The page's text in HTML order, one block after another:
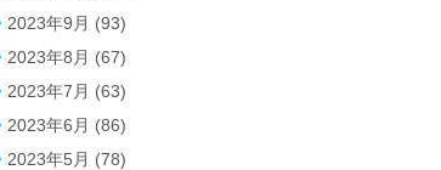
2023年9月 (93)
2023年8月 (67)
2023年7月 (63)
2023年6月 (86)
2023年5月 (78)